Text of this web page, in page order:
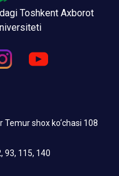
Toshkent Axborot
shox ko‘chasi 108
93, 115, 140